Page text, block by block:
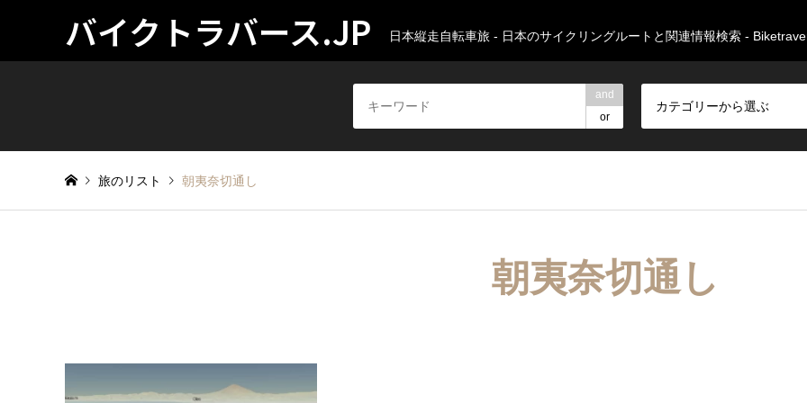
バイクトラバース.JP 日本縦走自転車旅 - 日本のサイクリングルートと関連情報検索 -
and
or
カテゴリーから選ぶ
旅のリスト 朝夷奈切通し
朝夷奈切通し